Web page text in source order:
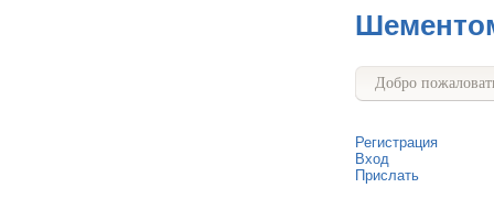
Добро
Регистрация
Вход
Прислать